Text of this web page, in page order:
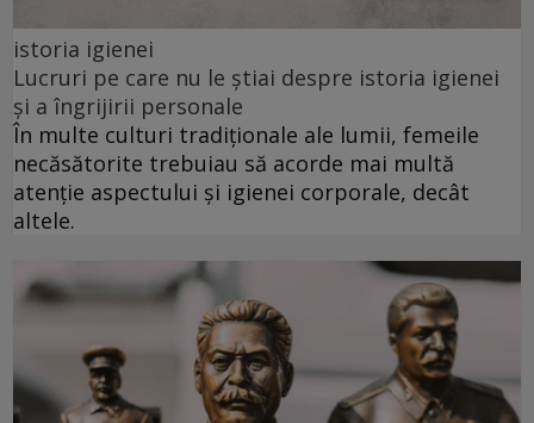
istoria igienei
Lucruri pe care nu le știai despre istoria igienei
și a îngrijirii personale
În multe culturi tradiționale ale lumii, femeile
necăsătorite trebuiau să acorde mai multă
atenție aspectului și igienei corporale, decât
altele.